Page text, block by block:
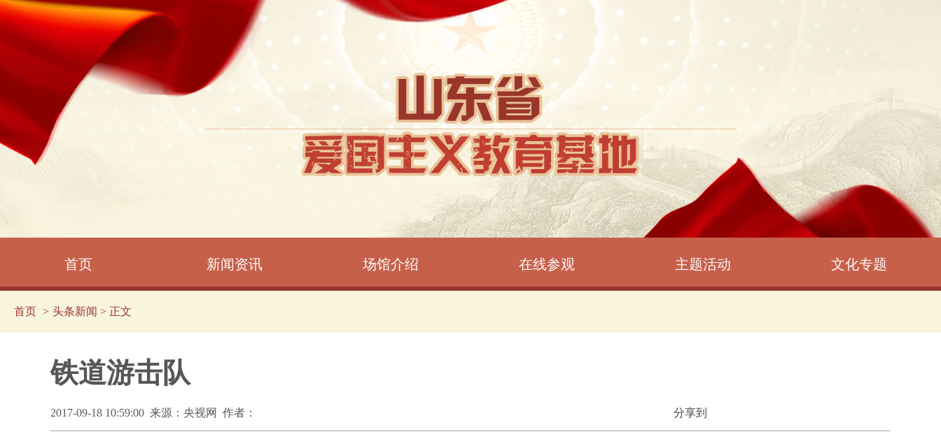
首页 新闻资讯 场馆介绍 在线参观 主题活动 文化专题
首页 头条新闻 > 正文
铁道游击队
2017-09-18 10:59:00 来源：央视网 作者： 分享到